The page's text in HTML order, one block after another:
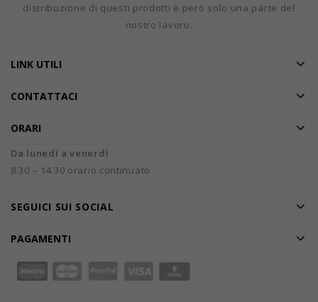
distribuzione di questi prodotti è però solo una parte del
nostro lavoro.
LINK UTILI
CONTATTACI
ORARI
Da lunedì a venerdì
8.30 – 14.30 orario continuato
SEGUICI SUI SOCIAL
PAGAMENTI